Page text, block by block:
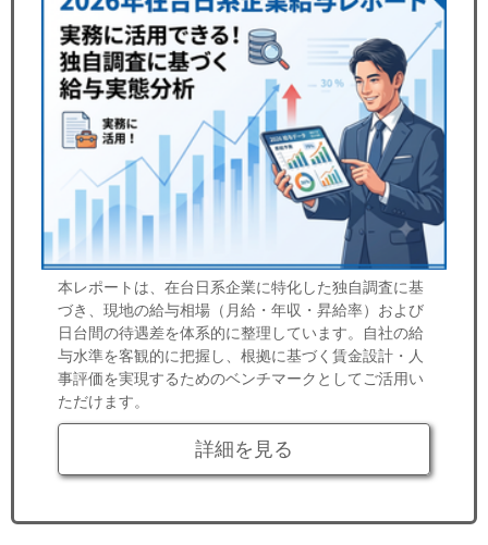
本レポートは、在台日系企業に特化した独自調査に基
づき、現地の給与相場（月給・年収・昇給率）および
日台間の待遇差を体系的に整理しています。自社の給
与水準を客観的に把握し、根拠に基づく賃金設計・人
事評価を実現するためのベンチマークとしてご活用い
ただけます。
詳細を見る